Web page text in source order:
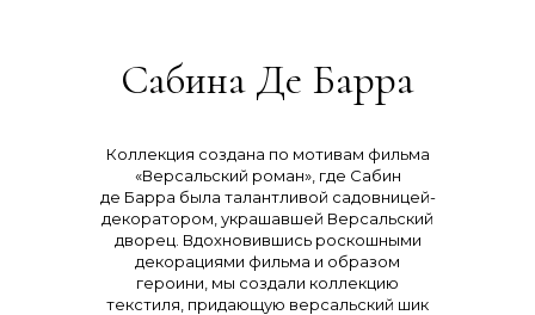
Коллекция создана по мотивам фильма
«Версальский роман», где Сабин
де Барра была талантливой садовницей-
декоратором, украшавшей Версальский
дворец. Вдохновившись роскошными
декорациями фильма и образом
героини, мы создали коллекцию
текстиля, придающую версальский шик
Сабина Де Барра